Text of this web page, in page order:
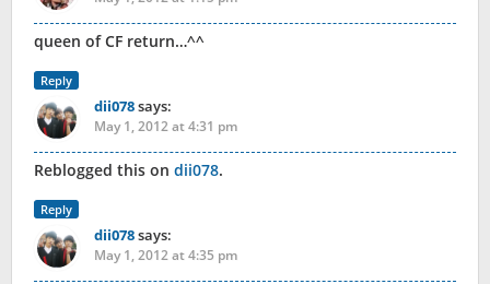
queen of CF return…^^
Reply
dii078says:
May 1, 2012 at 4:31 pm
Reblogged this on dii078.
Reply
dii078says:
May 1, 2012 at 4:35 pm